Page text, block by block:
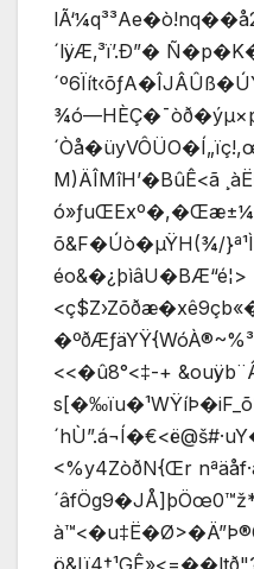
´lÿÆ‚³ï’.Ð”�
M­)ÄÎMîH­’�BûÊ<ã
õ&F�Úò�µŸH(¾/
éo&�¿þìâU�BÆ“é¦>
<<�û8°<‡-+
<%y4ZòðN{Œr